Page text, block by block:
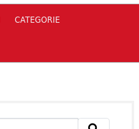
CATEGORIE